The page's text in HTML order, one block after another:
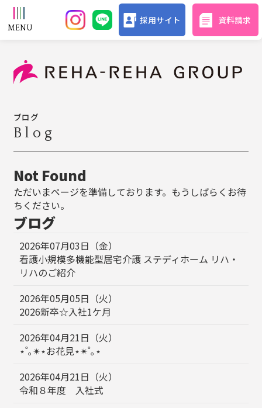
採用サイト 資料請求
ブログ
Blog
Not Found
ただいまページを準備しております。もうしばらくお待
ちください。
ブログ
2026年07月03日（金）
看護小規模多機能型居宅介護 ステディホーム リハ・
リハのご紹介
2026年05月05日（火）
2026新卒☆入社1ケ月
2026年04月21日（火）
⋆˚｡✴︎⋆お花見⋆✴︎˚｡⋆
2026年04月21日（火）
令和８年度 入社式